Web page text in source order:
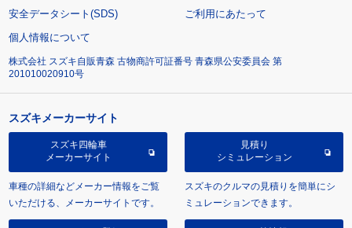
安全データシート(SDS)
ご利用にあたって
個人情報について
株式会社 スズキ自販青森 古物商許可証番号 青森県公安委員会 第
201010020910号
スズキメーカーサイト
スズキ四輪車
メーカーサイト
車種の詳細などメーカー情報をご覧
いただける、メーカーサイトです。
見積り
シミュレーション
スズキのクルマの見積りを簡単にシ
ミュレーションできます。